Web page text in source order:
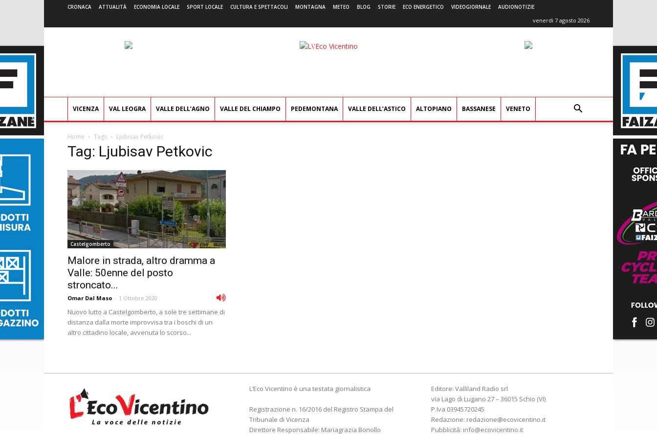
CRONACA ATTUALITÀ ECONOMIA LOCALE SPORT LOCALE CULTURA E SPETTACOLI MONTAGNA METEO BLOG STORIE ECO ENERGETICO VIDEOGIORNALE AUDIONOTIZIE
venerdì 7 agosto 2026
L'Eco
VICENZA VAL LEOGRA VALLE DELL’AGNO VALLE DEL CHIAMPO PEDEMONTANA VALLE DELL’ASTICO ALTOPIANO BASSANESE VENETO
Home Tags Ljubisav Petkovic
Tag: Ljubisav Petkovic
Castelgomberto
Malore in strada, altro dramma a
Valle: 50enne del posto
stroncato...
Omar Dal Maso - 1 Ottobre 2020
Nuovo lutto a Castelgomberto, a sole tre settimane di
distanza dalla morte improvvisa tra i boschi di un
altro cittadino locale, avvenuta lo scorso...
L’Eco Vicentino è una testata giornalistica
Registrazione n. 16/2016 del Registro Stampa del
Tribunale di Vicenza
Direttore Responsabile: Mariagrazia Bonollo
Editore: Valliland Radio srl
via Lago di Lugano 27 – 36015 Schio (VI)
P.Iva 03945720245
Redazione: redazione@ecovicentino.it
Pubblicità: info@ecovicentino.it